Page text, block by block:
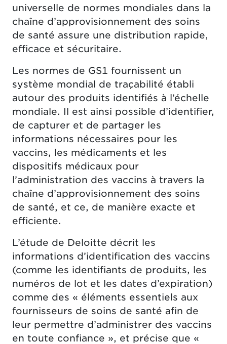
universelle de normes mondiales dans la
chaîne d’approvisionnement des soins
de santé assure une distribution rapide,
efficace et sécuritaire.
Les normes de GS1 fournissent un
système mondial de traçabilité établi
autour des produits identifiés à l’échelle
mondiale. Il est ainsi possible d’identifier,
de capturer et de partager les
informations nécessaires pour les
vaccins, les médicaments et les
dispositifs médicaux pour
l’administration des vaccins à travers la
chaîne d’approvisionnement des soins
de santé, et ce, de manière exacte et
efficiente.
L’étude de Deloitte décrit les
informations d’identification des vaccins
(comme les identifiants de produits, les
numéros de lot et les dates d’expiration)
comme des « éléments essentiels aux
fournisseurs de soins de santé afin de
leur permettre d’administrer des vaccins
en toute confiance », et précise que «